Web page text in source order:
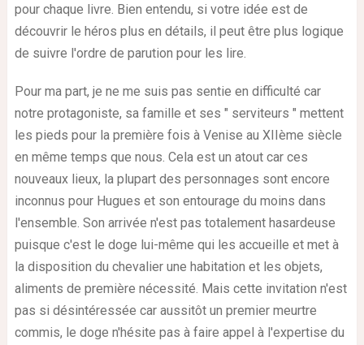
pour chaque livre. Bien entendu, si votre idée est de
découvrir le héros plus en détails, il peut être plus logique
de suivre l'ordre de parution pour les lire.
Pour ma part, je ne me suis pas sentie en difficulté car
notre protagoniste, sa famille et ses " serviteurs " mettent
les pieds pour la première fois à Venise au XIIème siècle
en même temps que nous. Cela est un atout car ces
nouveaux lieux, la plupart des personnages sont encore
inconnus pour Hugues et son entourage du moins dans
l'ensemble. Son arrivée n'est pas totalement hasardeuse
puisque c'est le doge lui-même qui les accueille et met à
la disposition du chevalier une habitation et les objets,
aliments de première nécessité. Mais cette invitation n'est
pas si désintéressée car aussitôt un premier meurtre
commis, le doge n'hésite pas à faire appel à l'expertise du